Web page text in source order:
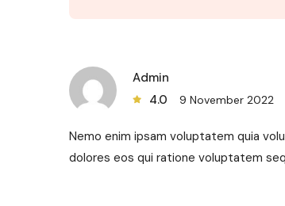
Admin
4.0
9 November 2022
Nemo enim ipsam voluptatem quia
dolores eos qui ratione voluptatem